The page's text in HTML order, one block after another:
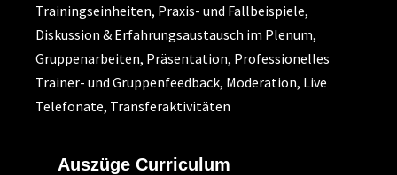
Trainingseinheiten, Praxis- und Fallbeispiele,
Diskussion & Erfahrungsaustausch im Plenum,
Gruppenarbeiten, Präsentation, Professionelles
Trainer- und Gruppenfeedback, Moderation, Live
Telefonate, Transferaktivitäten
Auszüge Curriculum